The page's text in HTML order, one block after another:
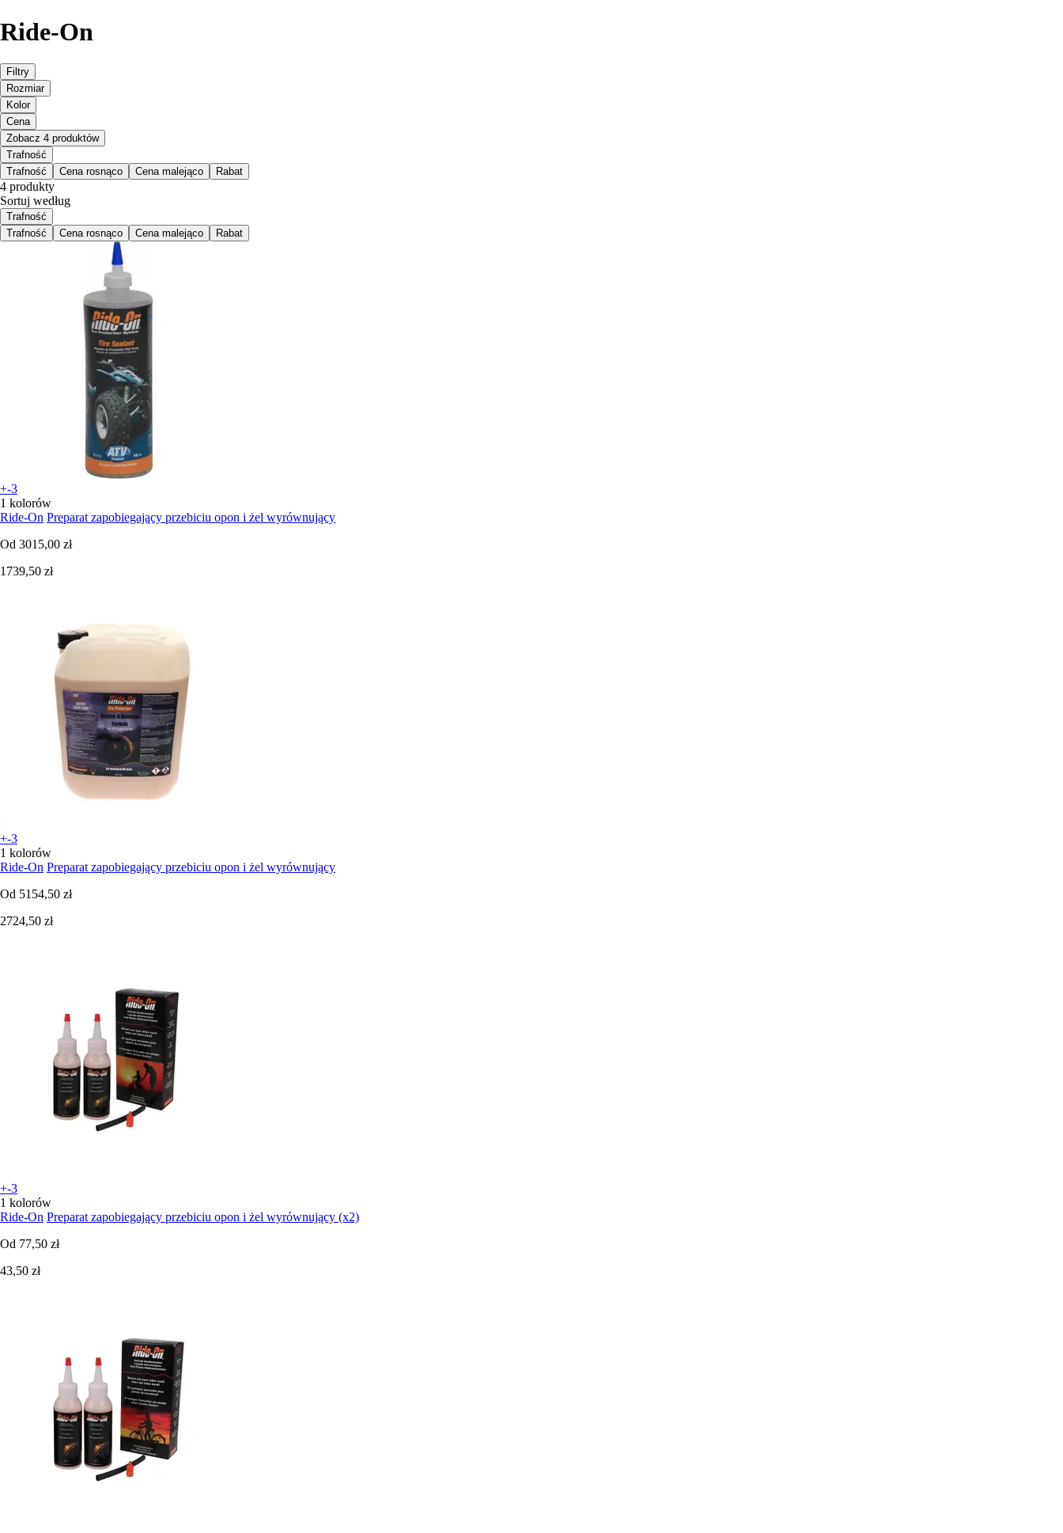
Ride-On
Filtry
Rozmiar
Kolor
Cena
Zobacz 4 produktów
Trafność
Trafność
Cena rosnąco Cena malejąco Rabat
4 produkty
Sortuj według
Trafność
Trafność
Cena rosnąco Cena malejąco Rabat
+-3
1 kolorów
Ride-On Preparat zapobiegający przebiciu opon i żel wyrównujący
Od 3015,00 zł
1739,50 zł
+-3
1 kolorów
Ride-On Preparat zapobiegający przebiciu opon i żel wyrównujący
Od 5154,50 zł
2724,50 zł
+-3
1 kolorów
Ride-On Preparat zapobiegający przebiciu opon i żel wyrównujący (x2)
Od 77,50 zł
43,50 zł